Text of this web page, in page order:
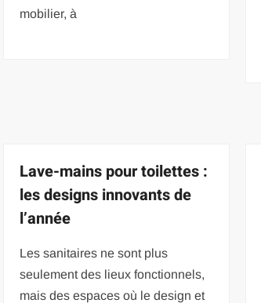
mobilier, à
Lave-mains pour toilettes :
les designs innovants de
l’année
Les sanitaires ne sont plus
seulement des lieux fonctionnels,
mais des espaces où le design et